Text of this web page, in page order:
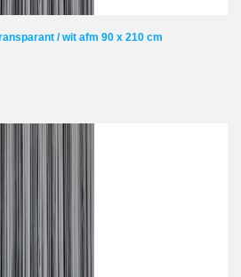
/ wit afm 90 x 210 cm